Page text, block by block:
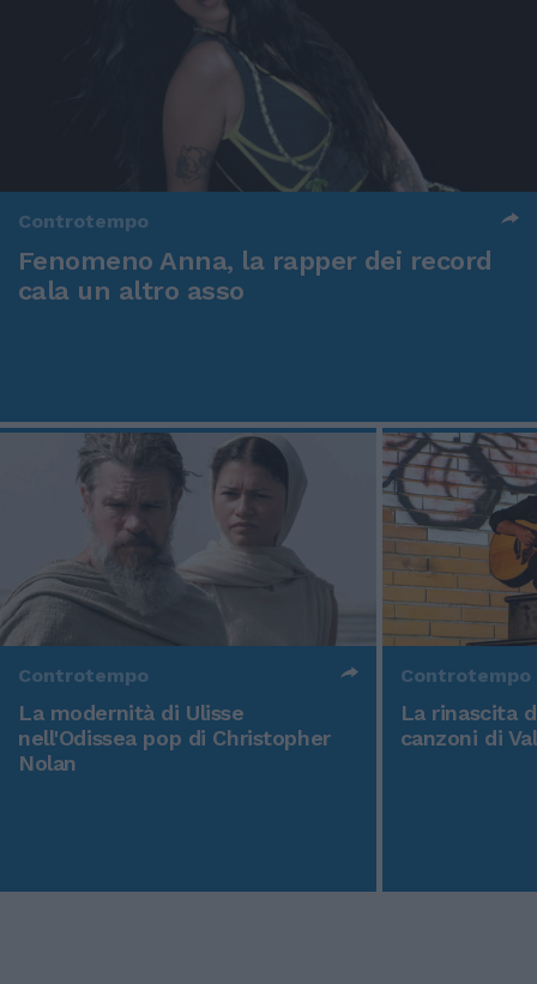
Controtempo
Fenomeno Anna, la rapper dei record
cala un altro asso
Controtempo
La modernità di Ulisse
nell'Odissea pop di Christopher
Nolan
Controtempo
La rinascita
canzoni di